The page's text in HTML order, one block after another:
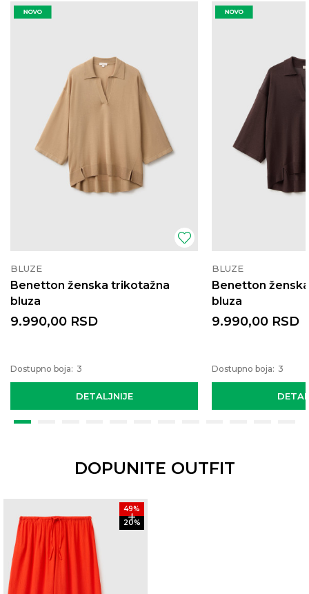
BLUZE
Benetton ženska trikotažna
bluza
DETALJNIJE
9.990,00 RSD
Dostupno boja: 3
BLUZE
Benetton
bluza
9.990,00 RSD
Dostupno boja: 3
DOPUNITE OUTFIT
49%
20%